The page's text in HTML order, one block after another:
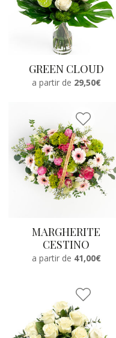
GREEN CLOUD
a partir de 29,50€
MARGHERITE
CESTINO
a partir de 41,00€